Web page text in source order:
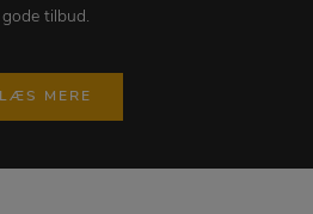
gode tilbud.
LÆS MERE